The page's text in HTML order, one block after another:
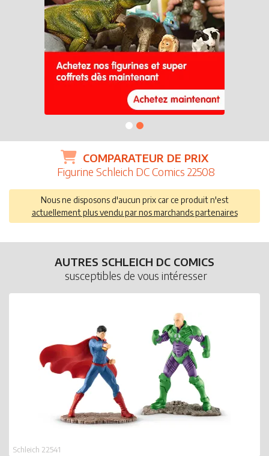
COMPARATEUR DE PRIX
Figurine Schleich DC Comics 22508
Nous ne disposons d'aucun prix car ce produit n'est
actuellement plus vendu par nos marchands partenaires
AUTRES SCHLEICH DC COMICS
susceptibles de vous intéresser
Schleich 22541